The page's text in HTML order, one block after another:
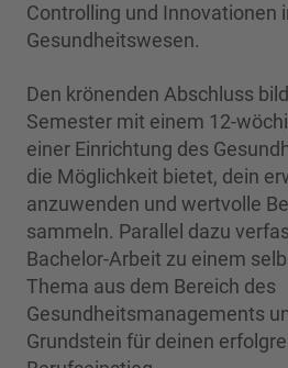
Controlling und Innovationen
Gesundheitswesen.
Den krönenden Abschluss
Semester mit einem 12-
einer Einrichtung des
die Möglichkeit bietet, dein
anzuwenden und wertvolle
sammeln. Parallel dazu
Bachelor-Arbeit zu einem
Thema aus dem Bereich des
Gesundheitsmanagements
Grundstein für deinen